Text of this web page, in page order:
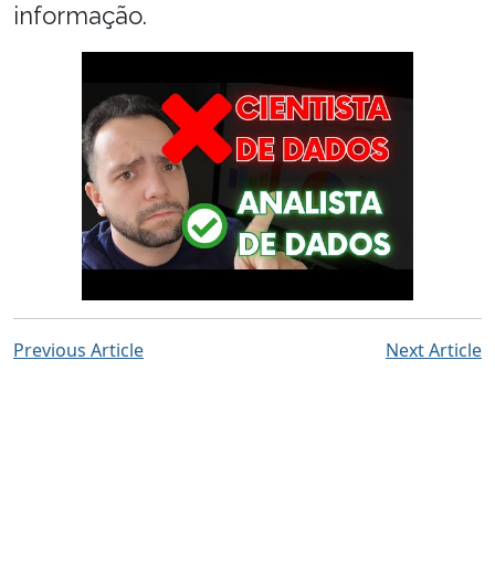
informação.
Previous Article Next Article